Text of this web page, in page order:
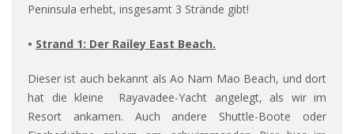
Peninsula erhebt, insgesamt 3 Strände gibt!
• Strand 1: Der Railey East Beach.
Dieser ist auch bekannt als Ao Nam Mao Beach, und dort
hat die kleine Rayavadee-Yacht angelegt, als wir im
Resort ankamen. Auch andere Shuttle-Boote oder